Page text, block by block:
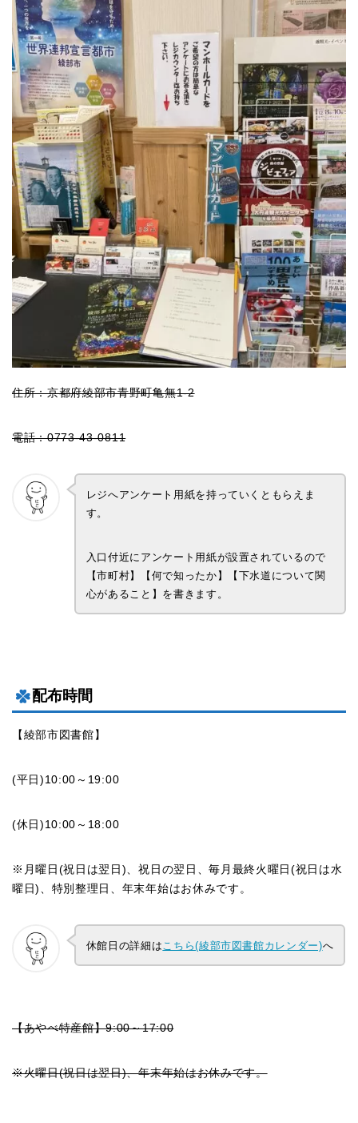
住所：京都府綾部市青野町亀無1‐2
電話：0773-43-0811
レジへアンケート用紙を持っていくともらえま
す。
入口付近にアンケート用紙が設置されているので
【市町村】【何で知ったか】【下水道について関
心があること】を書きます。
配布時間
【綾部市図書館】
(平日)10:00～19:00
(休日)10:00～18:00
※月曜日(祝日は翌日)、祝日の翌日、毎月最終火曜日(祝日は水
曜日)、特別整理日、年末年始はお休みです。
休館日の詳細は こちら(綾部市図書館カレンダー)へ
【あやべ特産館】9:00～17:00
※火曜日(祝日は翌日)、年末年始はお休みです。